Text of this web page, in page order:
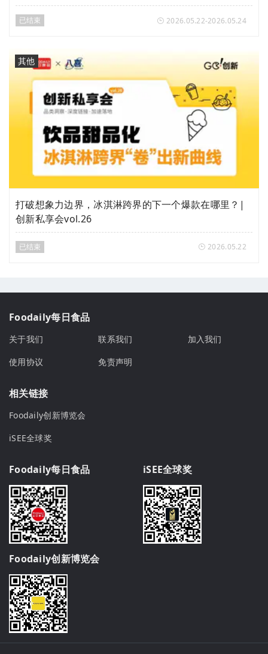
已结束 2026.05.22-2026.05.24
其他
打破想象力边界，冰淇淋跨界的下一个爆款在哪里？|
创新私享会vol.26
已结束 2026.05.22
Foodaily每日食品
关于我们 联系我们
加入我们
使用协议
免责声明
相关链接
Foodaily创新博览会
iSEE全球奖
Foodaily每日食品 iSEE全球奖
Foodaily创新博览会